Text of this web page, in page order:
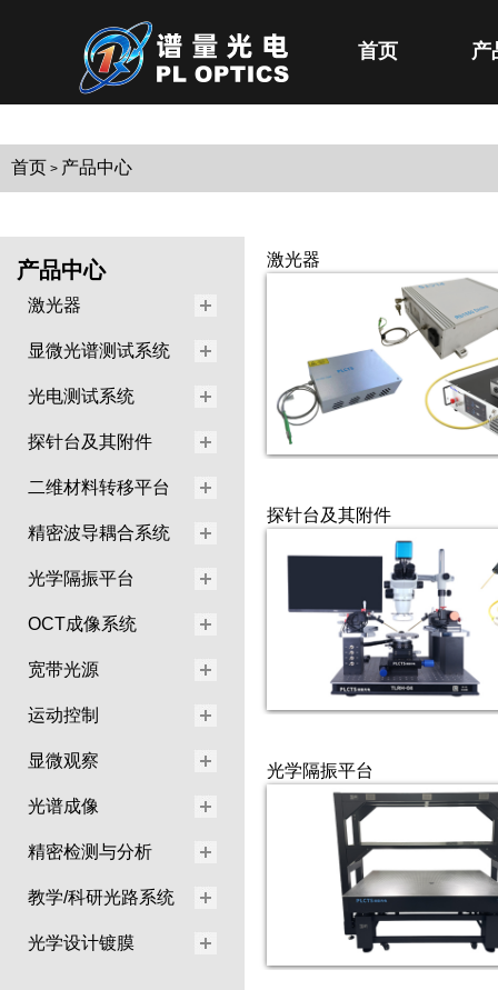
首页 产
首页 > 产品中心
产品中心
激光器
显微光谱测试系统
光电测试系统
探针台及其附件
二维材料转移平台
精密波导耦合系统
光学隔振平台
OCT成像系统
宽带光源
运动控制
显微观察
光谱成像
精密检测与分析
教学/科研光路系统
光学设计镀膜
激光器
探针台及其附件
光学隔振平台